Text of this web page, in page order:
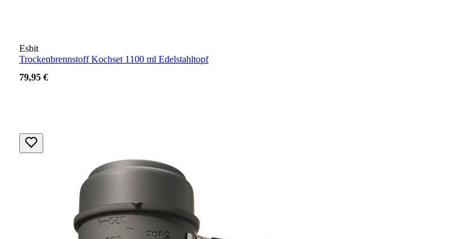
Esbit
Trockenbrennstoff Kochset 1100 ml Edelstahltopf
79,95 €